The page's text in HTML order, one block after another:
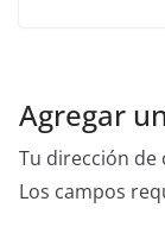
Agregar
Tu dirección
Los campos